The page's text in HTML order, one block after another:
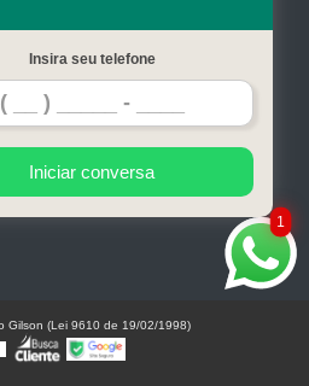
Serviços
Contato
Mapa do site
1
Insira seu telefone
Iniciar conversa
Gilson (Lei 9610 de 19/02/1998)